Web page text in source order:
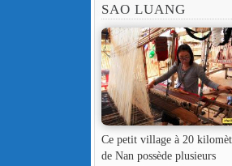
SAO LUANG
Ce petit village à 20
de Nan possède plusieurs